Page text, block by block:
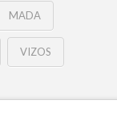
MADA
VIZOS